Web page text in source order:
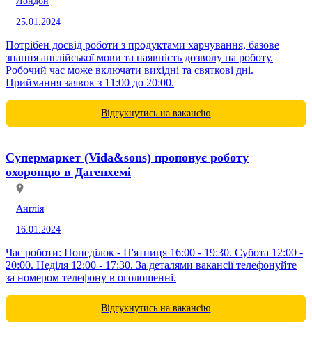
25.01.2024
Потрібен досвід роботи з продуктами харчування, базове
знання англійської мови та наявність дозволу на роботу.
Робочий час може включати вихідні та святкові дні.
Приймання заявок з 11:00 до 20:00.
Відгукнутись на вакансію
Супермаркет (Vida&sons) пропонує роботу
охоронцю в Дагенхемі
Англія
16.01.2024
Час роботи: Понеділок - П'ятниця 16:00 - 19:30. Субота 12:00 -
20:00. Неділя 12:00 - 17:30. За деталями вакансії телефонуйте
за номером телефону в оголошенні.
Відгукнутись на вакансію